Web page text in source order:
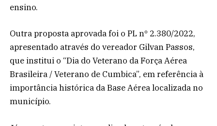
ensino.
Outra proposta aprovada foi o PL nº 2.380/2022,
apresentado através do vereador Gilvan Passos,
que institui o “Dia do Veterano da Força Aérea
Brasileira / Veterano de Cumbica”, em referência à
importância histórica da Base Aérea localizada no
município.